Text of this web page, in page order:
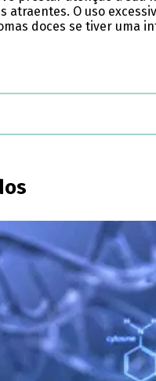
atraentes. O uso
doces se tiver uma